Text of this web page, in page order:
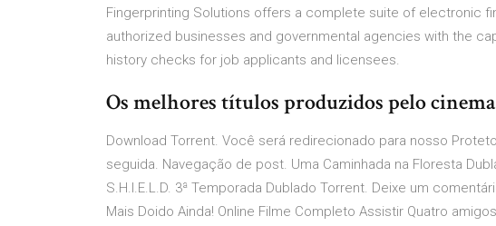
Fingerprinting Solutions offers a complete suite of electronic
authorized businesses and governmental agencies with the
history checks for job applicants and licensees.
Os melhores títulos produzidos pelo
Download Torrent. Você será redirecionado para nosso
seguida. Navegação de post. Uma Caminhada na Floresta
S.H.I.E.L.D. 3ª Temporada Dublado Torrent. Deixe um
Mais Doido Ainda! Online Filme Completo Assistir Quatro